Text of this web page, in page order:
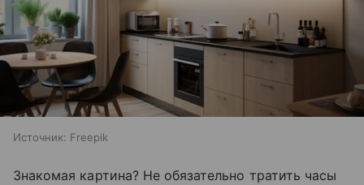
Источник: Freepik
Знакомая картина? Не обязательно тратить часы